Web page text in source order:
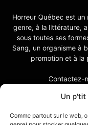
Un p'tit
Comme partout sur le web,
Horreur Québec est
genre, à la littérature,
sous toutes ses
Sang, un organisme à
promotion et à la
Contactez-